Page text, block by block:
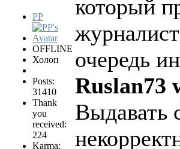
PP
OFFLINE
Холоп
Posts:
31410
Thank
you
received:
224
Karma:
который
очередь
Ruslan73
Выдавать